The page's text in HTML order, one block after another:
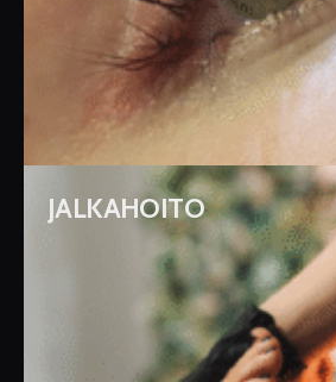
JALKAHOITO